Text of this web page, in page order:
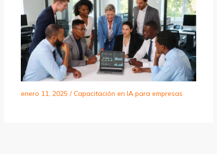
enero 11, 2025 /Capacitación en IA para empresas